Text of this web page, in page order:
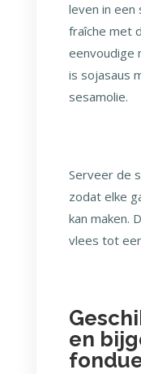
leven in een
fraîche met
eenvoudige
is sojasaus
sesamolie.
Serveer de
zodat elke
kan maken.
vlees tot
en